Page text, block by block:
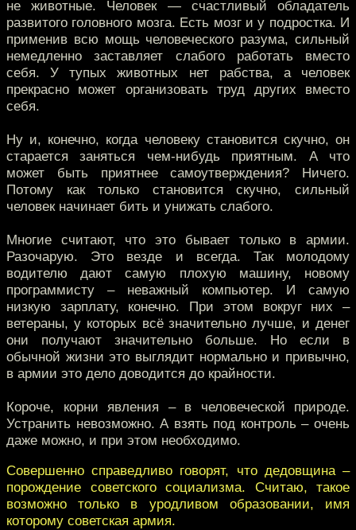
не животные. Человек — счастливый обладатель
развитого головного мозга. Есть мозг и у подростка. И
применив всю мощь человеческого разума, сильный
немедленно заставляет слабого работать вместо
себя. У тупых животных нет рабства, а человек
прекрасно может организовать труд других вместо
себя.
Ну и, конечно, когда человеку становится скучно, он
старается заняться чем-нибудь приятным. А что
может быть приятнее самоутверждения? Ничего.
Потому как только становится скучно, сильный
человек начинает бить и унижать слабого.
Многие считают, что это бывает только в армии.
Разочарую. Это везде и всегда. Так молодому
водителю дают самую плохую машину, новому
программисту – неважный компьютер. И самую
низкую зарплату, конечно. При этом вокруг них –
ветераны, у которых всё значительно лучше, и денег
они получают значительно больше. Но если в
обычной жизни это выглядит нормально и привычно,
в армии это дело доводится до крайности.
Короче, корни явления – в человеческой природе.
Устранить невозможно. А взять под контроль – очень
даже можно, и при этом необходимо.
Совершенно справедливо говорят, что дедовщина –
порождение советского социализма. Считаю, такое
возможно только в уродливом образовании, имя
которому советская армия.